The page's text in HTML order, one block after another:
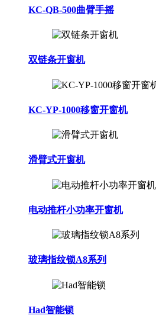
KC-QB-500曲臂手摇
双链条开窗机
KC-YP-1000移窗开窗机
滑臂式开窗机
电动推杆小功率开窗机
玻璃指纹锁A8系列
Had智能锁